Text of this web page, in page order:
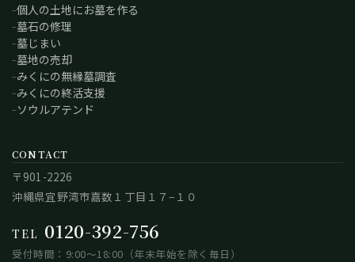
個人の土地にお墓を作る
墓石の修理
墓じまい
墓地の売却
みくにの無縁墓調査
みくにの終活支援
ソウルアテンド
CONTACT
〒901-2226
沖縄県宜野湾市嘉数１丁目１７−１０
TEL 0120-392-756
受付時間：9:00～18:00（年末年始を除く毎日）